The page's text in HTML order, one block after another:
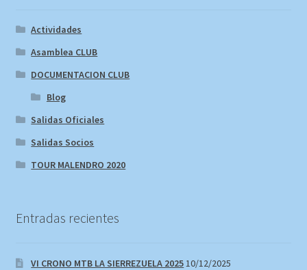
Actividades
Asamblea CLUB
DOCUMENTACION CLUB
Blog
Salidas Oficiales
Salidas Socios
TOUR MALENDRO 2020
Entradas recientes
VI CRONO MTB LA SIERREZUELA 202510/12/2025